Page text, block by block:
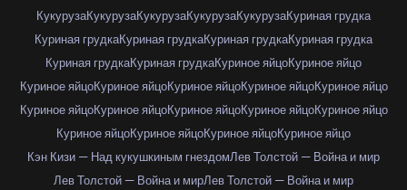
КукурузаКукурузаКукурузаКукурузаКукурузаКуриная грудка
Куриная грудкаКуриная грудкаКуриная грудкаКуриная грудка
Куриная грудкаКуриная грудкаКуриное яйцоКуриное яйцо
Куриное яйцоКуриное яйцоКуриное яйцоКуриное яйцоКуриное яйцо
Куриное яйцоКуриное яйцоКуриное яйцоКуриное яйцоКуриное яйцо
Куриное яйцоКуриное яйцоКуриное яйцоКуриное яйцо
Кэн Кизи — Над кукушкиным гнездомЛев Толстой — Война и мир
Лев Толстой — Война и мирЛев Толстой — Война и мир